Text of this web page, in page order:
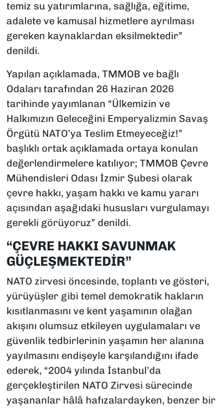
temiz su yatırımlarına, sağlığa, eğitime,
adalete ve kamusal hizmetlere ayrılması
gereken kaynaklardan eksilmektedir”
denildi.
Yapılan açıklamada, TMMOB ve bağlı
Odaları tarafından 26 Haziran 2026
tarihinde yayımlanan “Ülkemizin ve
Halkımızın Geleceğini Emperyalizmin Savaş
Örgütü NATO’ya Teslim Etmeyeceğiz!”
başlıklı ortak açıklamada ortaya konulan
değerlendirmelere katılıyor; TMMOB Çevre
Mühendisleri Odası İzmir Şubesi olarak
çevre hakkı, yaşam hakkı ve kamu yararı
açısından aşağıdaki hususları vurgulamayı
gerekli görüyoruz” denildi.
“ÇEVRE HAKKI SAVUNMAK
GÜÇLEŞMEKTEDİR”
NATO zirvesi öncesinde, toplantı ve gösteri,
yürüyüşler gibi temel demokratik hakların
kısıtlanmasını ve kent yaşamının olağan
akışını olumsuz etkileyen uygulamaları ve
güvenlik tedbirlerinin yaşamın her alanına
yayılmasını endişeyle karşılandığını ifade
ederek, “2004 yılında İstanbul’da
gerçekleştirilen NATO Zirvesi sürecinde
yaşananlar hâlâ hafızalardayken, benzer bir